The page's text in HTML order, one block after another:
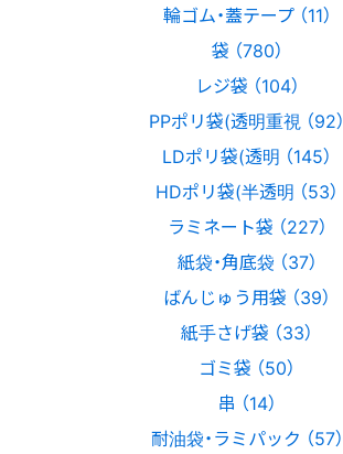
輪ゴム・蓋テープ （11）
袋 （780）
レジ袋 （104）
PPポリ袋(透明重視 （92）
LDポリ袋(透明 （145）
HDポリ袋(半透明 （53）
ラミネート袋 （227）
紙袋・角底袋 （37）
ばんじゅう用袋 （39）
紙手さげ袋 （33）
ゴミ袋 （50）
串 （14）
耐油袋・ラミパック （57）